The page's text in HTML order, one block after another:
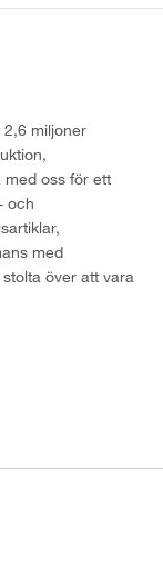
miljoner
med oss för ett
och
med
över att vara